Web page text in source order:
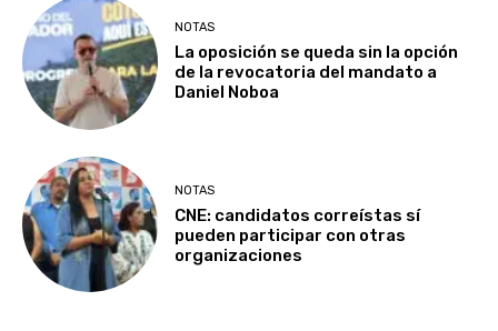
NOTAS
La oposición se queda sin la opción
de la revocatoria del mandato a
Daniel Noboa
NOTAS
CNE: candidatos correístas sí
pueden participar con otras
organizaciones